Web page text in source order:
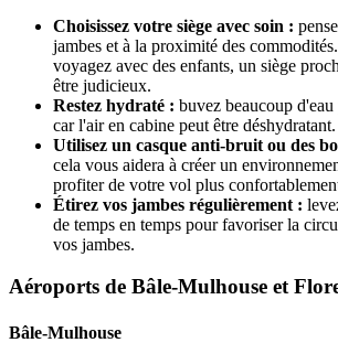
Choisissez votre siège avec soin :
jambes et à la proximité des
voyagez avec des enfants, un siège
être judicieux.
Restez hydraté : buvez beaucoup
car l'air en cabine peut être déshydratant.
Utilisez un casque anti-bruit ou des
cela vous aidera à créer un
profiter de votre vol plus
Étirez vos jambes régulièrement :
de temps en temps pour favoriser la
vos jambes.
Aéroports de Bâle-Mulhouse et
Bâle-Mulhouse